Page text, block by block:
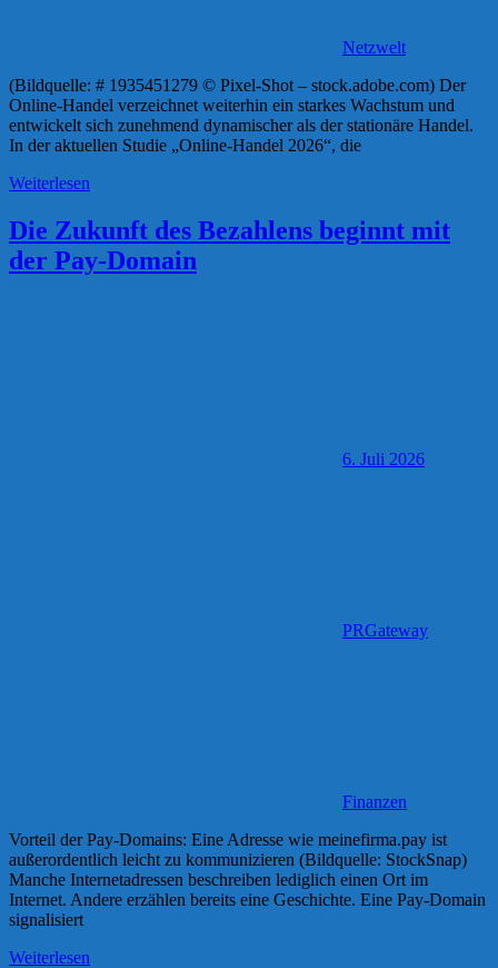
Netzwelt
(Bildquelle: # 1935451279 © Pixel-Shot – stock.adobe.com) Der
Online-Handel verzeichnet weiterhin ein starkes Wachstum und
entwickelt sich zunehmend dynamischer als der stationäre Handel.
In der aktuellen Studie „Online-Handel 2026“, die
Weiterlesen
Die Zukunft des Bezahlens beginnt mit
der Pay-Domain
6. Juli 2026
PRGateway
Finanzen
Vorteil der Pay-Domains: Eine Adresse wie meinefirma.pay ist
außerordentlich leicht zu kommunizieren (Bildquelle: StockSnap)
Manche Internetadressen beschreiben lediglich einen Ort im
Internet. Andere erzählen bereits eine Geschichte. Eine Pay-Domain
signalisiert
Weiterlesen